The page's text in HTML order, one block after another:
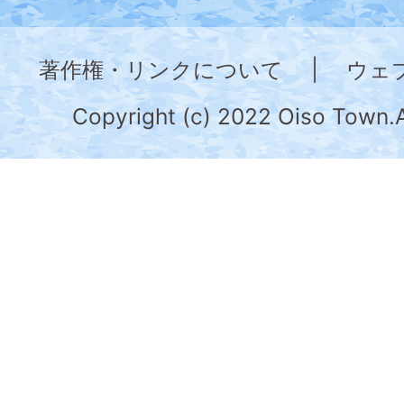
神
奈
川
県
の
著作権・リンクについて
ウェ
Copyright (c) 2022 Oiso